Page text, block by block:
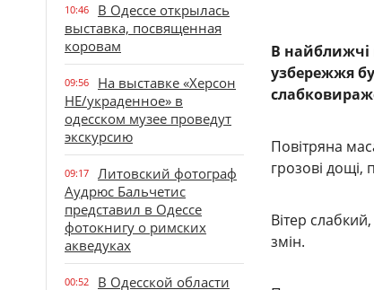
10:46
В Одессе открылась
выставка, посвященная
коровам
09:56
На выставке «Херсон
НЕ/украденное» в
одесском музее проведут
экскурсию
09:17
Литовский фотограф
Аудрюс Бальчетис
представил в Одессе
фотокнигу о римских
акведуках
00:52
В Одесской области
В найближчі
узбережжя
Повітряна
грозові дощі,
Вітер
змін.